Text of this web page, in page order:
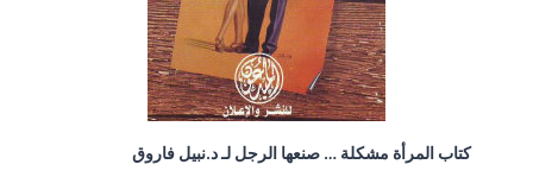
كتاب المرأة مشكلة … صنعها الرجل لـ د.نبيل فاروق